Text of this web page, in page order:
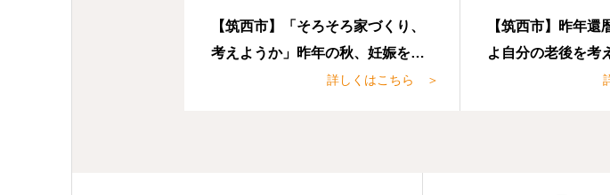
【筑西市】「そろそろ家づくり、
考えようか」昨年の秋、妊娠をき
っかけに子育ての準備を進めてい
詳しくはこちら ＞
【筑西市】昨年還
よ自分の老後を考
たことを何気ない